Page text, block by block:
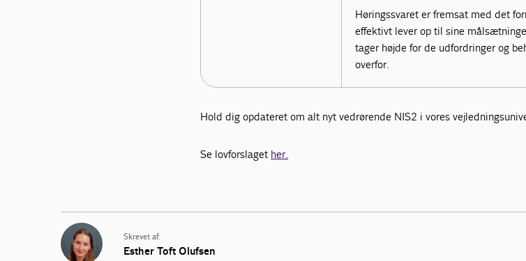
Høringssvaret er fremsat med det
effektivt lever op til sine
tager højde for de udfordringer og
overfor.
Hold dig opdateret om alt nyt vedrørende NIS2 i vores
Se lovforslaget her.
Skrevet af:
Esther Toft Olufsen